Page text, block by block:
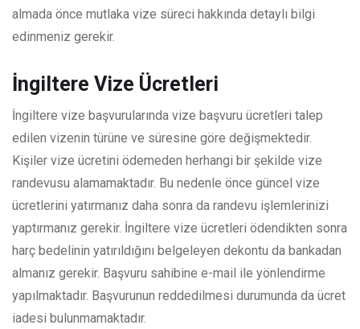
almada önce mutlaka vize süreci hakkında detaylı bilgi
edinmeniz gerekir.
İngiltere Vize Ücretleri
İngiltere vize başvurularında vize başvuru ücretleri talep
edilen vizenin türüne ve süresine göre değişmektedir.
Kişiler vize ücretini ödemeden herhangi bir şekilde vize
randevusu alamamaktadır. Bu nedenle önce güncel vize
ücretlerini yatırmanız daha sonra da randevu işlemlerinizi
yaptırmanız gerekir. İngiltere vize ücretleri ödendikten sonra
harç bedelinin yatırıldığını belgeleyen dekontu da bankadan
almanız gerekir. Başvuru sahibine e-mail ile yönlendirme
yapılmaktadır. Başvurunun reddedilmesi durumunda da ücret
iadesi bulunmamaktadır.